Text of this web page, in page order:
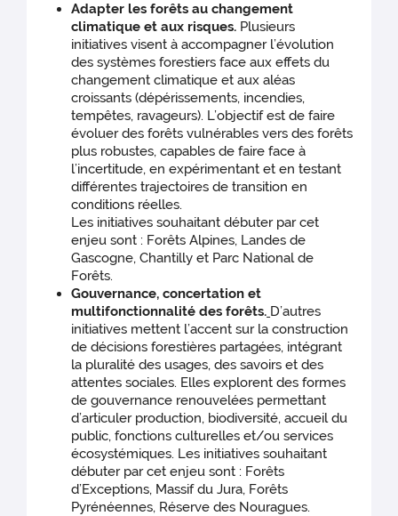
Adapter les forêts au changement
climatique et aux risques. Plusieurs
initiatives visent à accompagner l’évolution
des systèmes forestiers face aux effets du
changement climatique et aux aléas
croissants (dépérissements, incendies,
tempêtes, ravageurs). L’objectif est de faire
évoluer des forêts vulnérables vers des forêts
plus robustes, capables de faire face à
l’incertitude, en expérimentant et en testant
différentes trajectoires de transition en
conditions réelles.
Les initiatives souhaitant débuter par cet
enjeu sont : Forêts Alpines, Landes de
Gascogne, Chantilly et Parc National de
Forêts.
Gouvernance, concertation et
multifonctionnalité des forêts. D’autres
initiatives mettent l’accent sur la construction
de décisions forestières partagées, intégrant
la pluralité des usages, des savoirs et des
attentes sociales. Elles explorent des formes
de gouvernance renouvelées permettant
d’articuler production, biodiversité, accueil du
public, fonctions culturelles et/ou services
écosystémiques. Les initiatives souhaitant
débuter par cet enjeu sont : Forêts
d’Exceptions, Massif du Jura, Forêts
Pyrénéennes, Réserve des Nouragues.